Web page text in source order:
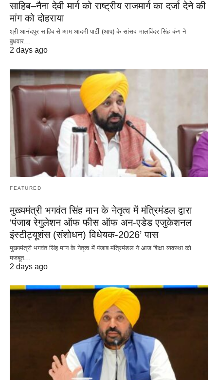
साहिब–नैना देवी मार्ग को राष्ट्रीय राजमार्ग का दर्जा देने की
मांग को दोहराया
श्री आनंदपुर साहिब से आम आदमी पार्टी (आप) के सांसद मालविंदर सिंह कंग ने
बुधवार…
2 days ago
FEATURED
मुख्यमंत्री भगवंत सिंह मान के नेतृत्व में मंत्रिमंडल द्वारा
‘पंजाब रेगुलेशन ऑफ फीस ऑफ अन-एडेड एजुकेशनल
इंस्टीट्यूशंस (संशोधन) विधेयक-2026’ पास
मुख्यमंत्री भगवंत सिंह मान के नेतृत्व में पंजाब मंत्रिमंडल ने आज शिक्षा व्यवस्था को
मजबूत…
2 days ago